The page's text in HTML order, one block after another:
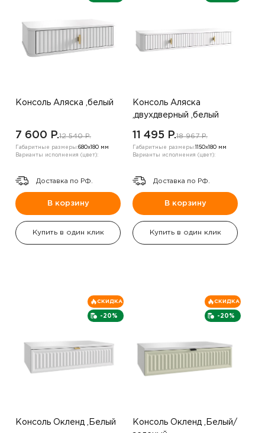
Консоль Аляска ,белый
7 600 P.12 540 P.
Габаритные размеры:680х180 мм
Варианты исполнения (цвет):
Доставка по РФ.
В корзину
Купить в один клик
Консоль Аляска
,двухдверный ,белый
11 495 P.18 967 P.
Габаритные размеры: 1150х180 мм
Варианты исполнения (цвет):
Доставка по РФ.
В корзину
Купить в один клик
-20%
СКИДКА
Консоль Окленд ,Белый
-20%
СКИДКА
Консоль Окленд ,Белый/